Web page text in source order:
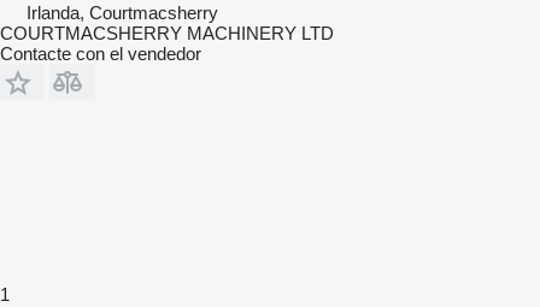
Irlanda, Courtmacsherry
COURTMACSHERRY MACHINERY LTD
Contacte con el vendedor
1